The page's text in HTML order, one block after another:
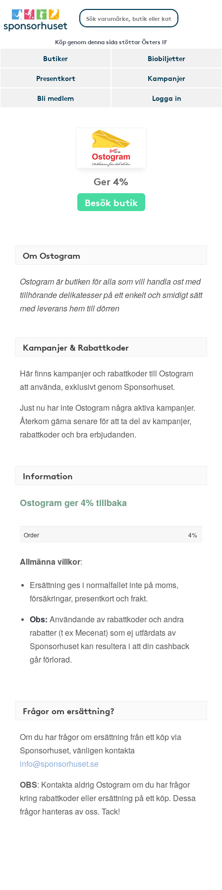
Köp genom denna sida stöttar Östers IF
Butiker
Biobiljetter
Presentkort
Kampanjer
Bli medlem
Logga in
Ger 4%
Besök butik
Om Ostogram
Ostogram är butiken för alla som vill handla ost med
tillhörande delikatesser på ett enkelt och smidigt sätt
med leverans hem till dörren
Kampanjer & Rabattkoder
Här finns kampanjer och rabattkoder till Ostogram
att använda, exklusivt genom Sponsorhuset.
Just nu har inte Ostogram några aktiva kampanjer.
Återkom gärna senare för att ta del av kampanjer,
rabattkoder och bra erbjudanden.
Information
Ostogram ger 4% tillbaka
Order 4%
Allmänna villkor:
Ersättning ges i normalfallet inte på moms,
försäkringar, presentkort och frakt.
Obs: Användande av rabattkoder och andra
rabatter (t ex Mecenat) som ej utfärdats av
Sponsorhuset kan resultera i att din cashback
går förlorad.
Frågor om ersättning?
Om du har frågor om ersättning från ett köp via
Sponsorhuset, vänligen kontakta
info@sponsorhuset.se
OBS: Kontakta aldrig Ostogram om du har frågor
kring rabattkoder eller ersättning på ett köp. Dessa
frågor hanteras av oss. Tack!